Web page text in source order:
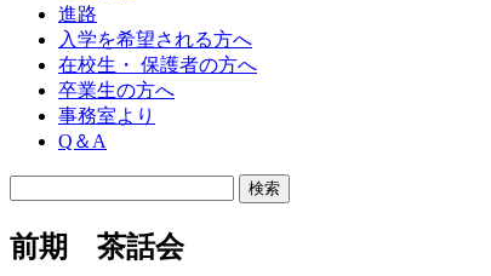
進路
入学を希望される方へ
在校生・ 保護者の方へ
卒業生の方へ
事務室より
Q＆A
前期 茶話会